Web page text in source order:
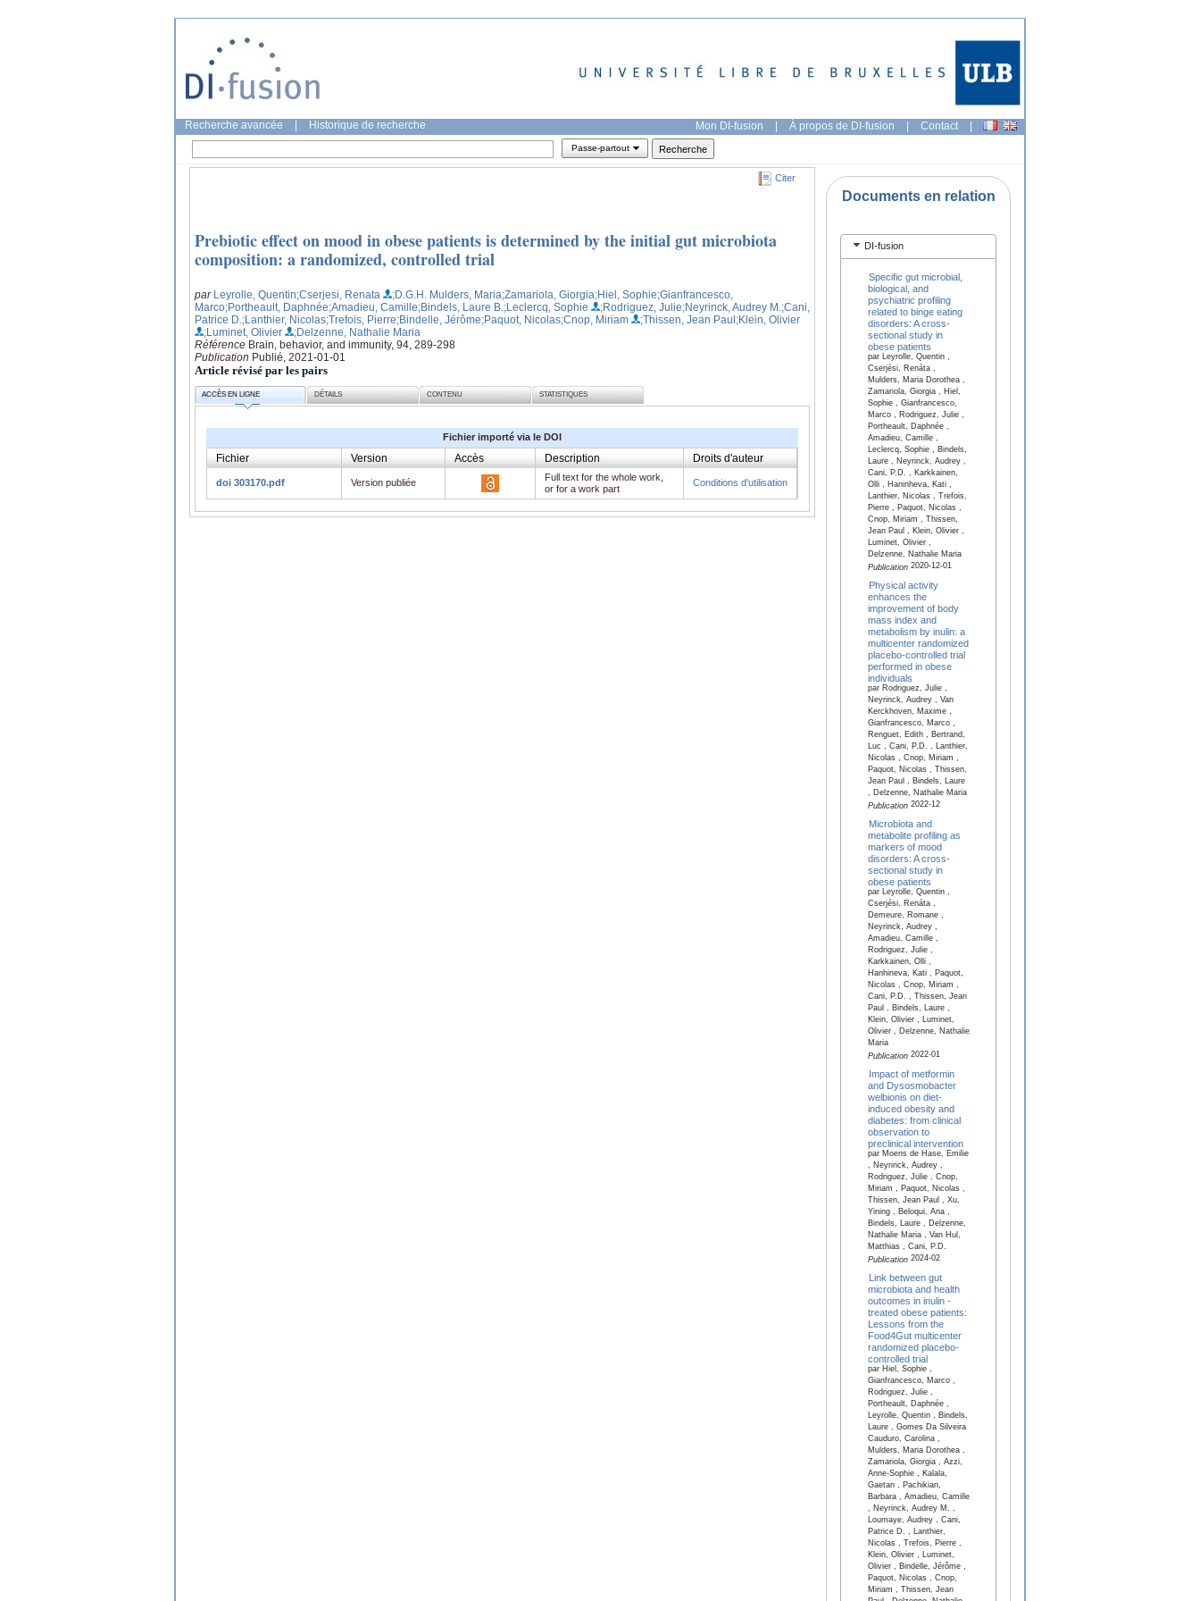
Recherche avancée Historique de recherche Mon DI-fusion | À propos de DI-fusion | Contact |
Passe-partout
Citer
Prebiotic effect on mood in obese patients is determined by the initial gut microbiota
composition: a randomized, controlled trial
par Leyrolle, Quentin;Cserjesi, Renata ;D.G.H. Mulders, Maria;Zamariola, Giorgia;Hiel, Sophie;Gianfrancesco,
Marco;Portheault, Daphnée;Amadieu, Camille;Bindels, Laure B. ;Leclercq, Sophie ;Rodriguez, Julie;Neyrinck, Audrey M. ;Cani,
Patrice D. ;Lanthier, Nicolas;Trefois, Pierre;Bindelle, Jérôme;Paquot, Nicolas;Cnop, Miriam ;Thissen, Jean Paul;Klein, Olivier
;Luminet, Olivier
;Delzenne, Nathalie Maria
Référence Brain, behavior, and immunity, 94, 289-298
Publication Publié, 2021-01-01
Article révisé par les pairs
ACCÈS EN LIGNE DÉTAILS CONTENU STATISTIQUES
Fichier importé via le DOI
Fichier Version Accès Description Droits d'auteur
doi 303170.pdf Version publiée
Full text for the whole work,
or for a work part
Conditions d'utilisation
Documents en relation
DI-fusion
Specific gut microbial,
biological, and
psychiatric profiling
related to binge eating
disorders: A cross-
sectional study in
obese patients
par Leyrolle, Quentin ,
Cserjési, Renáta ,
Mulders, Maria Dorothea ,
Zamariola, Giorgia , Hiel,
Sophie , Gianfrancesco,
Marco , Rodriguez, Julie ,
Portheault, Daphnée ,
Amadieu, Camille ,
Leclercq, Sophie , Bindels,
Laure , Neyrinck, Audrey ,
Cani, P.D. , Karkkainen,
Olli , Haninheva, Kati ,
Lanthier, Nicolas , Trefois,
Pierre , Paquot, Nicolas ,
Cnop, Miriam , Thissen,
Jean Paul , Klein, Olivier ,
Luminet, Olivier ,
Delzenne, Nathalie Maria
Publication2020-12-01
Physical activity
enhances the
improvement of body
mass index and
metabolism by inulin: a
multicenter randomized
placebo-controlled trial
performed in obese
individuals
par Rodriguez, Julie ,
Neyrinck, Audrey , Van
Kerckhoven, Maxime ,
Gianfrancesco, Marco ,
Renguet, Edith , Bertrand,
Luc , Cani, P.D. , Lanthier,
Nicolas , Cnop, Miriam ,
Paquot, Nicolas , Thissen,
Jean Paul , Bindels, Laure
, Delzenne, Nathalie Maria
Publication2022-12
Microbiota and
metabolite profiling as
markers of mood
disorders: A cross-
sectional study in
obese patients
par Leyrolle, Quentin ,
Cserjési, Renáta ,
Demeure, Romane ,
Neyrinck, Audrey ,
Amadieu, Camille ,
Rodriguez, Julie ,
Karkkainen, Olli ,
Hanhineva, Kati , Paquot,
Nicolas , Cnop, Miriam ,
Cani, P.D. , Thissen, Jean
Paul , Bindels, Laure ,
Klein, Olivier , Luminet,
Olivier , Delzenne, Nathalie
Maria
Publication2022-01
Impact of metformin
and Dysosmobacter
welbionis on diet-
induced obesity and
diabetes: from clinical
observation to
preclinical intervention
par Moens de Hase, Emilie
, Neyrinck, Audrey ,
Rodriguez, Julie , Cnop,
Miriam , Paquot, Nicolas ,
Thissen, Jean Paul , Xu,
Yining , Beloqui, Ana ,
Bindels, Laure , Delzenne,
Nathalie Maria , Van Hul,
Matthias , Cani, P.D.
Publication2024-02
Link between gut
microbiota and health
outcomes in inulin -
treated obese patients:
Lessons from the
Food4Gut multicenter
randomized placebo-
controlled trial
par Hiel, Sophie ,
Gianfrancesco, Marco ,
Rodriguez, Julie ,
Portheault, Daphnée ,
Leyrolle, Quentin , Bindels,
Laure , Gomes Da Silveira
Cauduro, Carolina ,
Mulders, Maria Dorothea ,
Zamariola, Giorgia , Azzi,
Anne-Sophie , Kalala,
Gaetan , Pachikian,
Barbara , Amadieu, Camille
, Neyrinck, Audrey M. ,
Loumaye, Audrey , Cani,
Patrice D. , Lanthier,
Nicolas , Trefois, Pierre ,
Klein, Olivier , Luminet,
Olivier , Bindelle, Jérôme ,
Paquot, Nicolas , Cnop,
Miriam , Thissen, Jean